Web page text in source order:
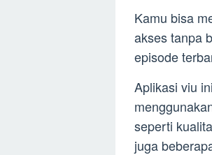
Kamu bisa
akses tanpa
episode
Aplikasi viu
seperti
juga